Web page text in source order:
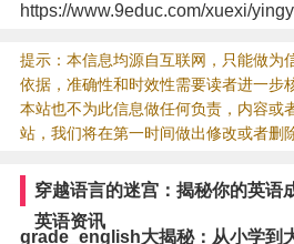
https://www.9educ.com/xuexi/
提示：本信息均源自互联网，只能做为
依据，准确性和时效性需要读者进一步
本站也不为此信息做任何负责，内容或
站，我们将在第一时间做出修改或者删
穿越语言的迷宫：揭秘你的英语
英语资讯
grade_english大揭秘：从小学到